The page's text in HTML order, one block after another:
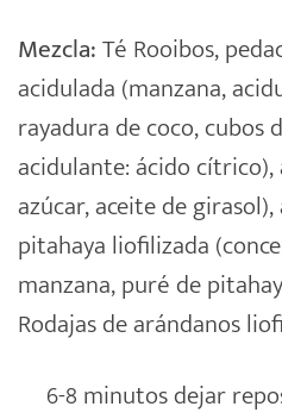
Mezcla:Té Rooibos,
acidulada (manzana,
rayadura de coco, cubos
acidulante: ácido
azúcar, aceite de
pitahaya liofilizada
manzana, puré de
Rodajas de arándanos
6-8 minutos dejar